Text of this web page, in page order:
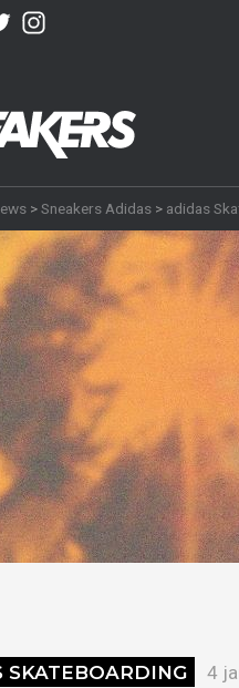
>Sneakers Adidas > adidas
SKATEBOARDING 4